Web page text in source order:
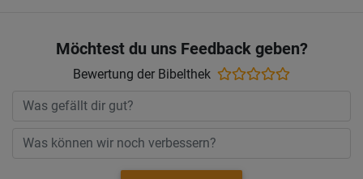
Möchtest du uns Feedback geben?
Bewertung der Bibelthek